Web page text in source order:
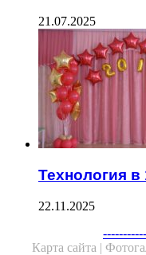
21.07.2025
Технология в
22.11.2025
Карта сайта |